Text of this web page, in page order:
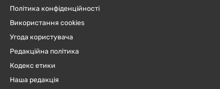
Політика конфіденційності
Використання cookies
Угода користувача
Редакційна політика
Кодекс етики
Наша редакція